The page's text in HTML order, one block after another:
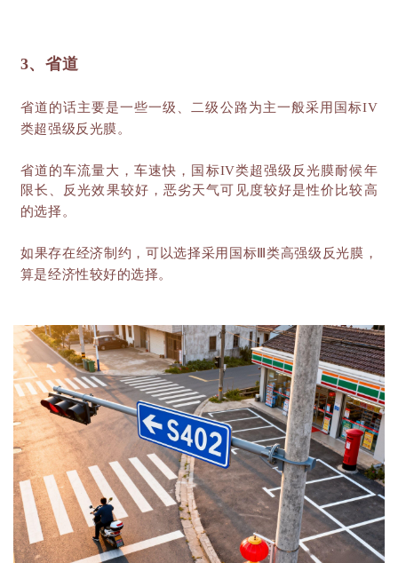
3、省道
省道的话主要是一些一级、二级公路为主一般采用国标IV
类超强级反光膜。
省道的车流量大，车速快，国标IV类超强级反光膜耐候年
限长、反光效果较好，恶劣天气可见度较好是性价比较高
的选择。
如果存在经济制约，可以选择采用国标 Ⅲ类高强级反光膜，
算是经济性较好的选择。